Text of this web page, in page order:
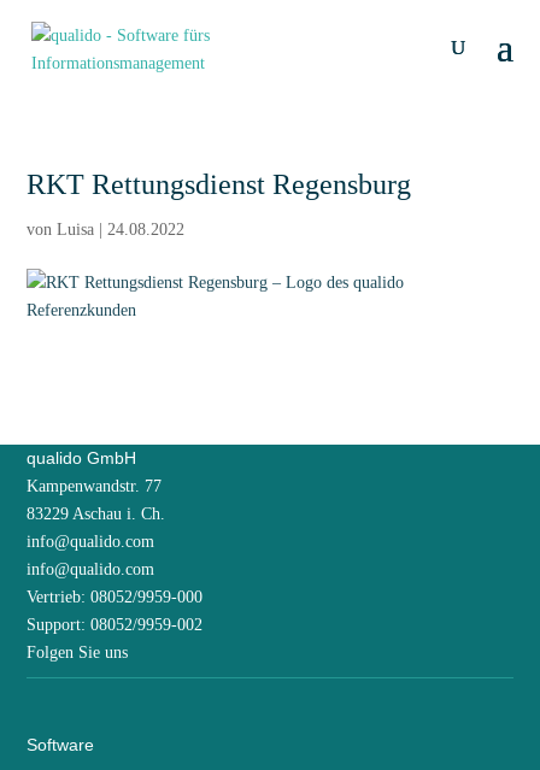
RKT Rettungsdienst Regensburg
vonLuisa |24.08.2022
qualido GmbH
Kampenwandstr. 77
83229 Aschau i. Ch.
info@qualido.com
info@qualido.com
Vertrieb: 08052/9959-000
Support: 08052/9959-002
Folgen Sie uns
Software